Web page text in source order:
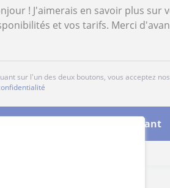
sur l'un des deux boutons, vous acceptez nos
Contacter maintenant